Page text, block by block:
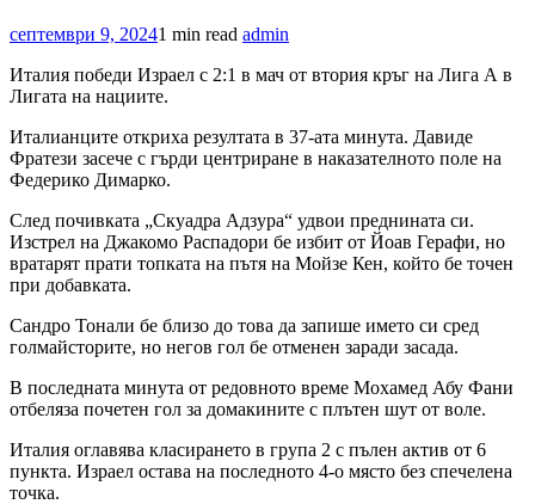
септември 9, 20241 min read admin
Италия победи Израел с 2:1 в мач от втория кръг на Лига А в
Лигата на нациите.
Италианците откриха резултата в 37-ата минута. Давиде
Фратези засече с гърди центриране в наказателното поле на
Федерико Димарко.
След почивката „Скуадра Адзура“ удвои преднината си.
Изстрел на Джакомо Распадори бе избит от Йоав Герафи, но
вратарят прати топката на пътя на Мойзе Кен, който бе точен
при добавката.
Сандро Тонали бе близо до това да запише името си сред
голмайсторите, но негов гол бе отменен заради засада.
В последната минута от редовното време Мохамед Абу Фани
отбеляза почетен гол за домакините с плътен шут от воле.
Италия оглавява класирането в група 2 с пълен актив от 6
пункта. Израел остава на последното 4-о място без спечелена
точка.